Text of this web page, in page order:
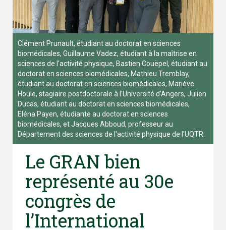
Clément Prunault, étudiant au doctorat en sciences
biomédicales, Guillaume Vadez, étudiant à la maîtrise en
sciences de l'activité physique, Bastien Couëpel, étudiant au
doctorat en sciences biomédicales, Mathieu Tremblay,
étudiant au doctorat en sciences biomédicales, Mariève
Houle, stagiaire postdoctorale à l'Université d'Angers, Julien
Ducas, étudiant au doctorat en sciences biomédicales,
Eléna Payen, étudiante au doctorat en sciences
biomédicales, et Jacques Abboud, professeur au
Département des sciences de l'activité physique de l'UQTR.
Le GRAN bien
représenté au 30e
congrès de
l’International